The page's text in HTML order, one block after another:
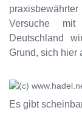
Versuche
Deutschland
Grund, sich hier
Es gibt